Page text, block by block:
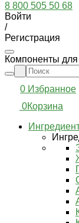
8 800 505 50 68
Войти
/
Регистрация
Компоненты
0 Избранное
0Корзина